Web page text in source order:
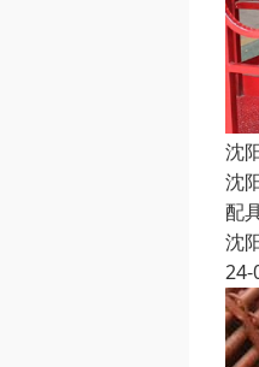
沈
沈
配
沈
24-